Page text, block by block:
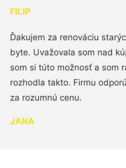
FILIP
Ďakujem za renováciu
byte. Uvažovala som nad
som si túto možnosť a som
rozhodla takto. Firmu
za rozumnú cenu.
JANA